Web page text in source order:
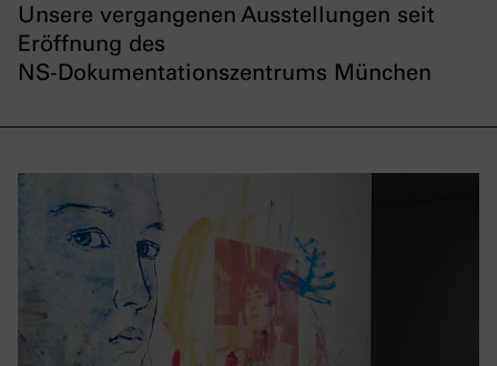
Unsere vergangenen Ausstellungen seit
Eröffnung des
NS-Dokumentationszentrums München